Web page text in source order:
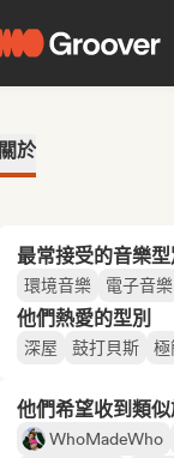
關於
最常接受的音樂型
環境音樂 電子音樂
他們熱愛的型別
深屋 鼓打貝斯 極
他們希望收到類
WhoMadeWho